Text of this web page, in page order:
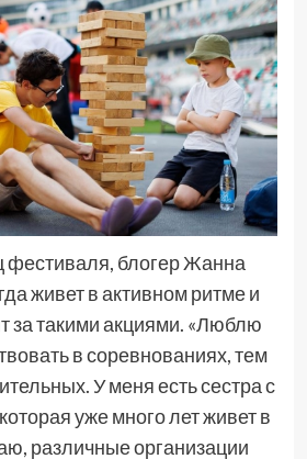
фестиваля, блогер Жанна
живет в активном ритме и
за такими акциями. «Люблю
в соревнованиях, тем
У меня есть сестра с
уже много лет живет в
различные организации